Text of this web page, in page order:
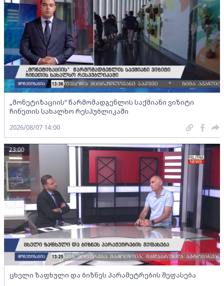
„მონეტიზაციის“ წარმომადგენლის საქმიანი ვიზიტი
ჩინეთის სახალხო რესპუბლიკაში
2026/08/07 14:00
ცხელი ზაფხული და ბიზნეს პარამეტრების შეფასება
23:00